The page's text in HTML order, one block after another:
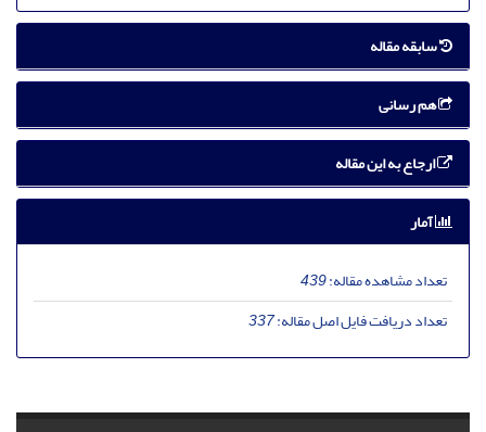
سابقه مقاله
هم رسانی
ارجاع به این مقاله
آمار
تعداد مشاهده مقاله:439
تعداد دریافت فایل اصل مقاله:337